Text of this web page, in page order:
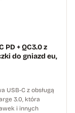
+ QC3.0 z
do gniazd eu,
USB-C z obsługą
3.0, która
i innych